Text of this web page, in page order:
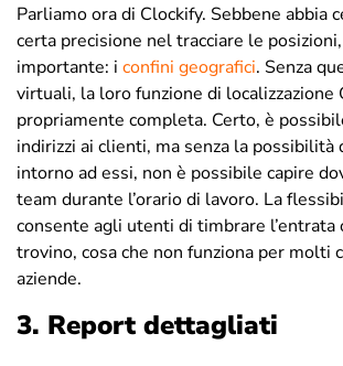
Parliamo ora di Clockify. Sebbene abbia
certa precisione nel tracciare le
importante: i confini geografici. Senza
virtuali, la loro funzione di localizzazione
propriamente completa. Certo, è
indirizzi ai clienti, ma senza la possibilità
intorno ad essi, non è possibile capire
team durante l’orario di lavoro. La
consente agli utenti di timbrare l’entrata
trovino, cosa che non funziona per molti
aziende.
3. Report dettagliati